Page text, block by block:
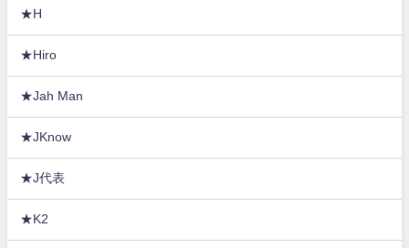
★H
★Hiro
★Jah Man
★JKnow
★J代表
★K2